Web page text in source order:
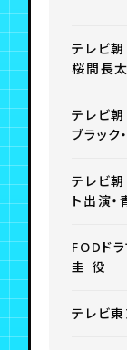
テレビ朝
桜間長
テレビ朝
ブラッ
テレビ
ト出演
FODド
圭 役
テレビ